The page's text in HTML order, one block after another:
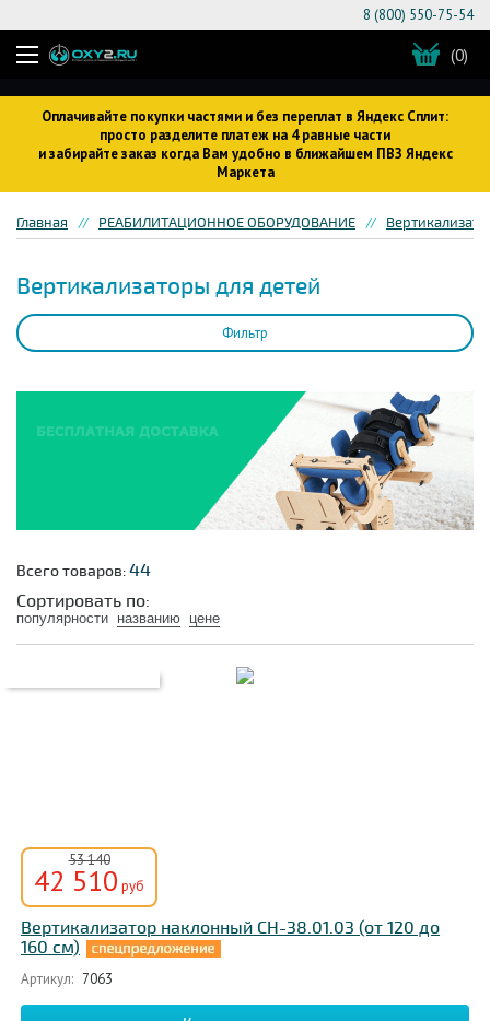
Оплачивайте покупки частями и без переплат в Яндекс Сплит:
просто разделите платеж на 4 равные части
и забирайте заказ когда Вам удобно в ближайшем ПВЗ Яндекс
Маркета
8 (800) 550-75-54
(0)
Главная РЕАБИЛИТАЦИОННОЕ ОБОРУДОВАНИЕ
Вертикализаторы для детей
Фильтр
Всего товаров:44
Сортировать по:
популярности названию цене
53 140
42 510 руб
Вертикализатор наклонный СН-38.01.03 (от 120 до
160 см)
Артикул: 7063